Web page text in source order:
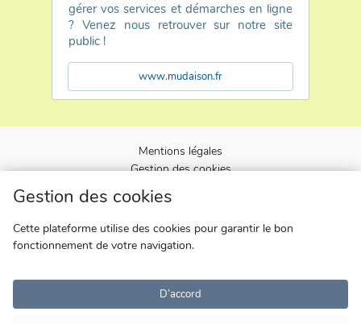
gérer vos services et démarches en ligne
? Venez nous retrouver sur notre site
public !
www.mudaison.fr
Mentions légales
Gestion des cookies
Gestion des cookies
Cette plateforme utilise des cookies pour garantir le bon
fonctionnement de votre navigation.
D’accord
Gestion des cookies
Cette plateforme utilise des cookies pour garantir le bon
fonctionnement de votre navigation.
D’accord